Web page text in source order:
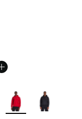
Plus de couleurs